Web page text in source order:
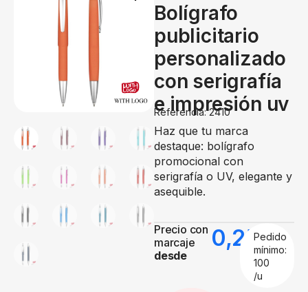
Bolígrafo
publicitario
personalizado
con serigrafía
e impresión uv
Referencia: 2410
Haz que tu marca
destaque: bolígrafo
promocional con
serigrafía o UV, elegante y
asequible.
Precio con
marcaje
desde
0,25€
Pedido
mínimo:
100
/u